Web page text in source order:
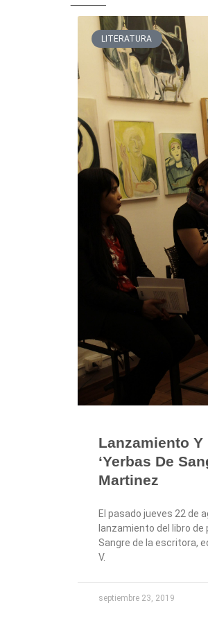
LITERATURA
Lanzamiento
‘Yerbas De
Martinez
El pasado jueves 22 de
lanzamiento del libro
Sangre de la escritora,
V.
septiembre 23, 2019